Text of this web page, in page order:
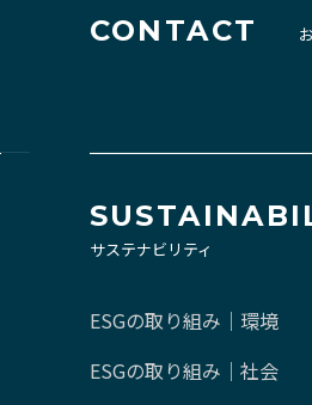
CONTACT
サステナビリティ
ESGの取り組み｜環境
ESGの取り組み｜社会